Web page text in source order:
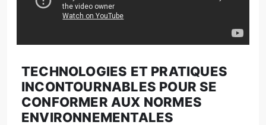
TECHNOLOGIES ET PRATIQUES
INCONTOURNABLES POUR SE
CONFORMER AUX NORMES
ENVIRONNEMENTALES